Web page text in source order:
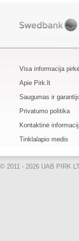
Visa informacija
Apie Pirk.lt
Saugumas ir
Privatumo politika
Kontaktinė
Tinklalapio medis
© 2011 - 2026 UAB PIRK